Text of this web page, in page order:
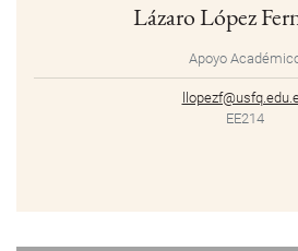
Lázaro López
Apoyo
EE214